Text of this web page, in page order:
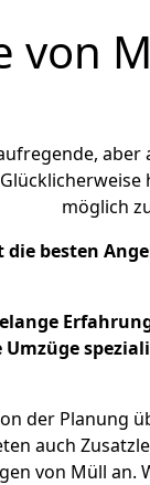
von
aber
möglich
besten
der Planung
auch
von Müll an.